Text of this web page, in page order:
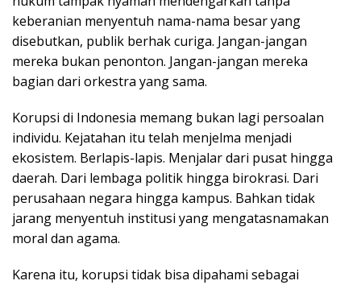
keberanian menyentuh nama-nama besar yang
disebutkan, publik berhak curiga. Jangan-jangan
mereka bukan penonton. Jangan-jangan mereka
bagian dari orkestra yang sama.
Korupsi di Indonesia memang bukan lagi persoalan
individu. Kejatahan itu telah menjelma menjadi
ekosistem. Berlapis-lapis. Menjalar dari pusat hingga
daerah. Dari lembaga politik hingga birokrasi. Dari
perusahaan negara hingga kampus. Bahkan tidak
jarang menyentuh institusi yang mengatasnamakan
moral dan agama.
Karena itu, korupsi tidak bisa dipahami sebagai